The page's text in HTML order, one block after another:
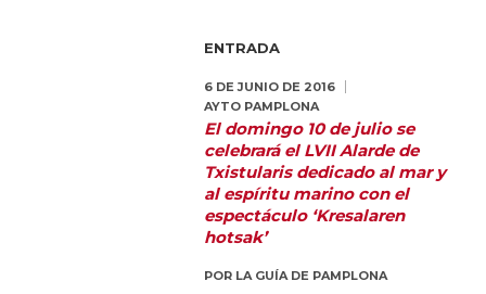
ENTRADA
6 DE JUNIO DE 2016
AYTO PAMPLONA
El domingo 10 de julio se
celebrará el LVII Alarde de
Txistularis dedicado al mar y
al espíritu marino con el
espectáculo ‘Kresalaren
hotsak’
POR LA GUÍA DE PAMPLONA